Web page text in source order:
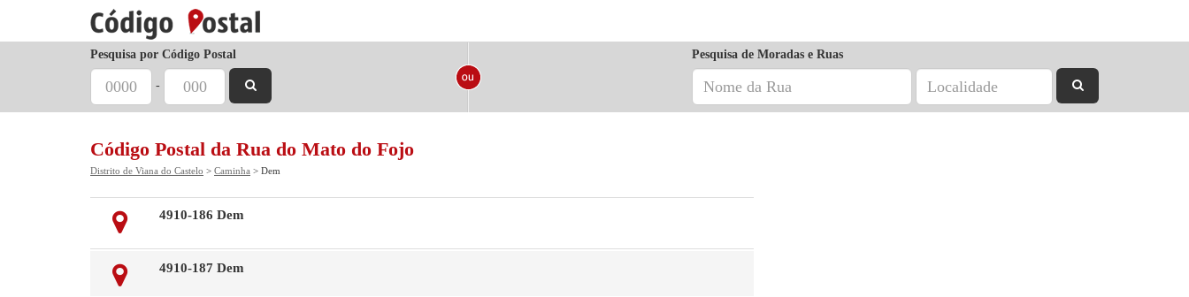
Pesquisa por Código Postal
-
Pesquisa de Moradas e Ruas
Código Postal da Rua do Mato do Fojo
Distrito de Viana do Castelo > Caminha > Dem
4910-186 Dem
4910-187 Dem